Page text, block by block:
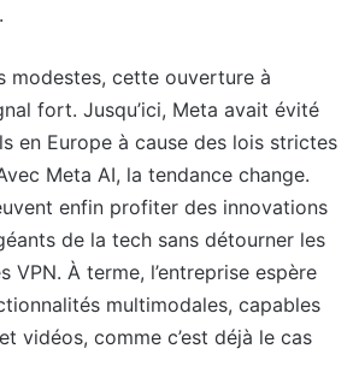
modestes, cette ouverture à
fort. Jusqu’ici, Meta avait évité
en Europe à cause des lois strictes
Meta AI, la tendance change.
enfin profiter des innovations
de la tech sans détourner les
VPN. À terme, l’entreprise espère
multimodales, capables
vidéos, comme c’est déjà le cas